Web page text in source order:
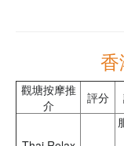
觀塘按摩推
介
評分